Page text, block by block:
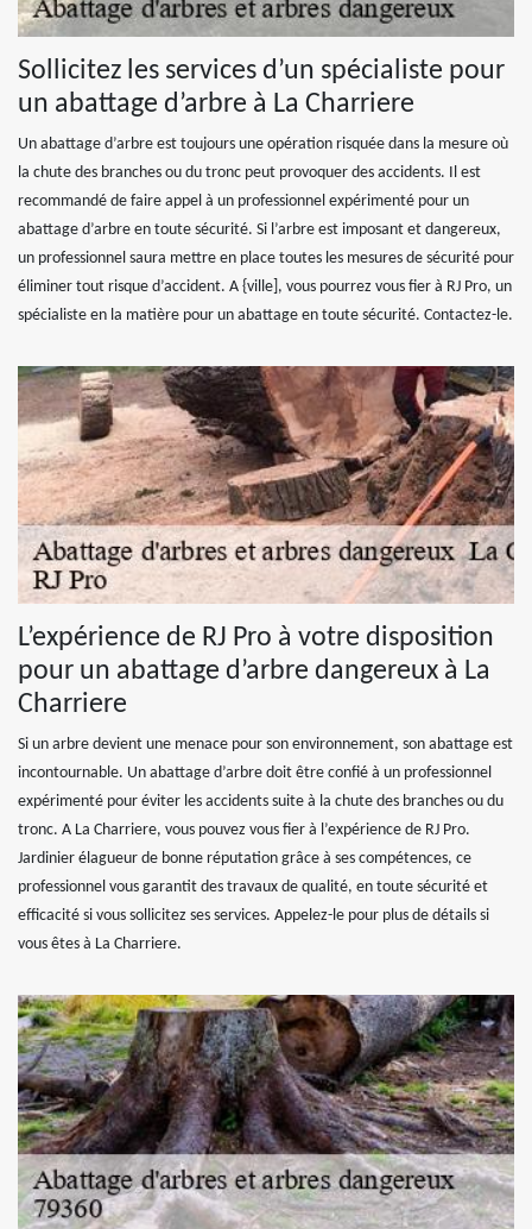
Sollicitez les services d’un spécialiste pour
un abattage d’arbre à La Charriere
Un abattage d’arbre est toujours une opération risquée dans la mesure où
la chute des branches ou du tronc peut provoquer des accidents. Il est
recommandé de faire appel à un professionnel expérimenté pour un
abattage d’arbre en toute sécurité. Si l’arbre est imposant et dangereux,
un professionnel saura mettre en place toutes les mesures de sécurité pour
éliminer tout risque d’accident. A {ville], vous pourrez vous fier à RJ Pro, un
spécialiste en la matière pour un abattage en toute sécurité. Contactez-le.
L’expérience de RJ Pro à votre disposition
pour un abattage d’arbre dangereux à La
Charriere
Si un arbre devient une menace pour son environnement, son abattage est
incontournable. Un abattage d’arbre doit être confié à un professionnel
expérimenté pour éviter les accidents suite à la chute des branches ou du
tronc. A La Charriere, vous pouvez vous fier à l’expérience de RJ Pro.
Jardinier élagueur de bonne réputation grâce à ses compétences, ce
professionnel vous garantit des travaux de qualité, en toute sécurité et
efficacité si vous sollicitez ses services. Appelez-le pour plus de détails si
vous êtes à La Charriere.